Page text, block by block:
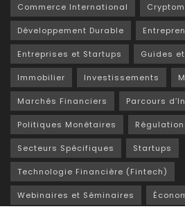
Commerce International
Développement Durable
Entreprises et Startups Guides
Immobilier Investissements
Marchés Financiers Parcours
Politiques Monétaires
Secteurs Spécifiques Startups
Technologie Financière (Fintech)
Webinaires et Séminaires